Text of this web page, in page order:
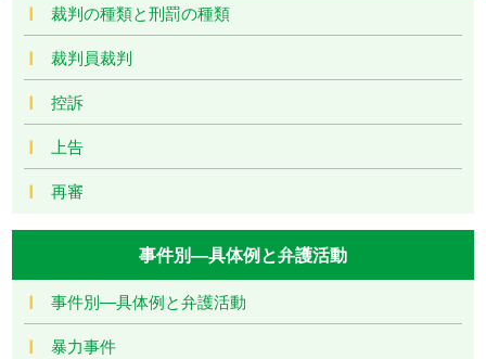
裁判の種類と刑罰の種類
裁判員裁判
控訴
上告
再審
事件別―具体例と弁護活動
事件別―具体例と弁護活動
暴力事件